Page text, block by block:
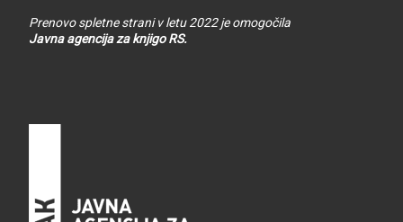
Prenovo spletne strani v letu 2022 je omogočila
Javna agencija za knjigo RS.